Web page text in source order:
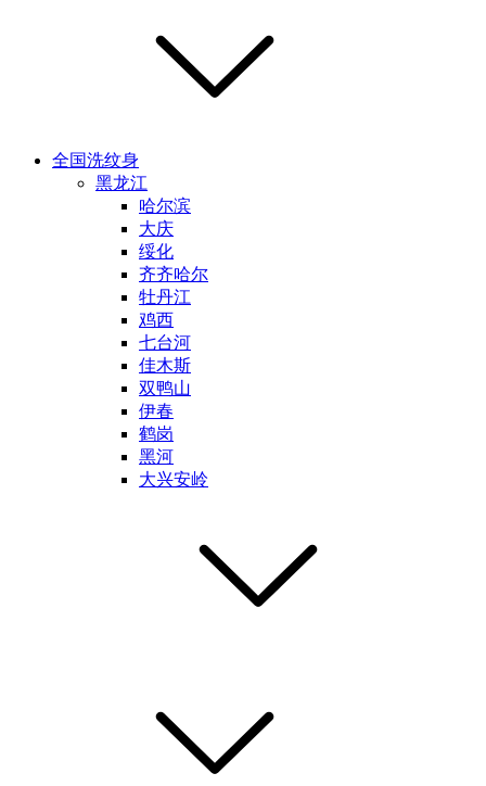
全国洗纹身
黑龙江
哈尔滨
大庆
绥化
齐齐哈尔
牡丹江
鸡西
七台河
佳木斯
双鸭山
伊春
鹤岗
黑河
大兴安岭